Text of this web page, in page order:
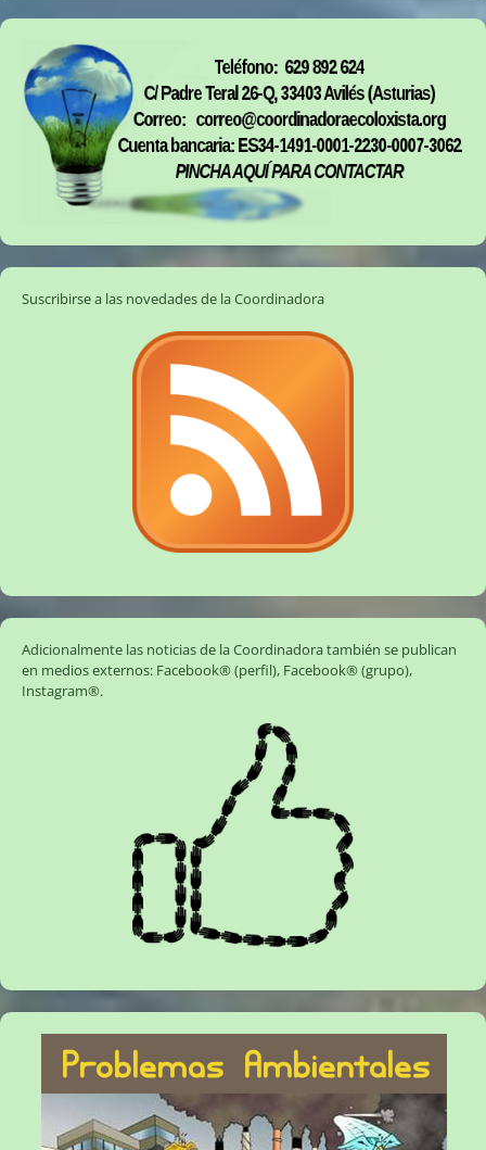
Suscribirse a las novedades de la Coordinadora
Adicionalmente las noticias de la Coordinadora también se publican
en medios externos: Facebook® (perfil), Facebook® (grupo),
Instagram®.